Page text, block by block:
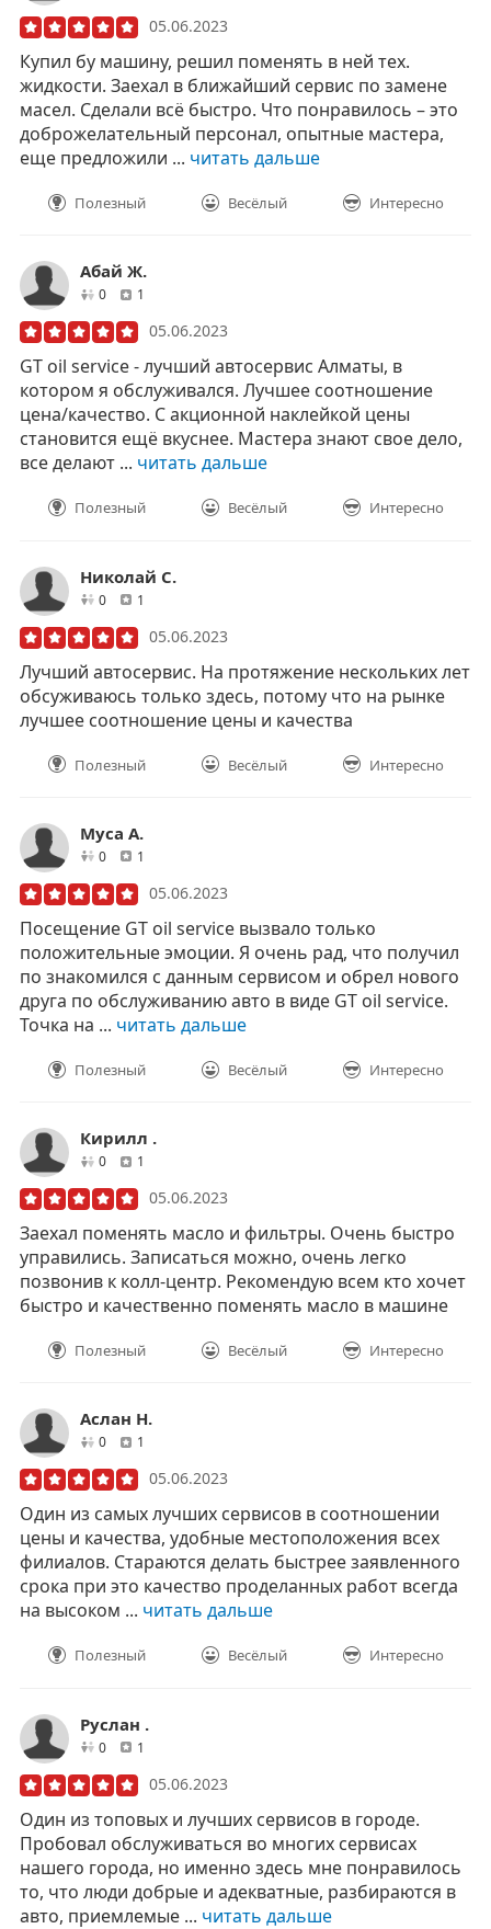
05.06.2023
Купил бу машину, решил поменять в ней тех.
жидкости. Заехал в ближайший сервис по замене
масел. Сделали всё быстро. Что понравилось – это
доброжелательный персонал, опытные мастера,
еще предложили ... читать дальше
Полезный Весёлый Интересно
Абай Ж.
0друзей1
05.06.2023
GT oil service - лучший автосервис Алматы, в
котором я обслуживался. Лучшее соотношение
цена/качество. С акционной наклейкой цены
становится ещё вкуснее. Мастера знают свое дело,
все делают ... читать дальше
Полезный Весёлый Интересно
Николай С.
0друзей1
05.06.2023
Лучший автосервис. На протяжение нескольких лет
обсуживаюсь только здесь, потому что на рынке
лучшее соотношение цены и качества
Полезный Весёлый Интересно
Муса А.
0друзей1
05.06.2023
Посещение GT oil service вызвало только
положительные эмоции. Я очень рад, что получил
по знакомился с данным сервисом и обрел нового
друга по обслуживанию авто в виде GT oil service.
Точка на ... читать дальше
Полезный Весёлый Интересно
​Кирилл ​.
0друзей1
05.06.2023
Заехал поменять масло и фильтры. Очень быстро
управились. Записаться можно, очень легко
позвонив к колл-центр. Рекомендую всем кто хочет
быстро и качественно поменять масло в машине
Полезный Весёлый Интересно
Аслан Н.
0друзей1
05.06.2023
Один из самых лучших сервисов в соотношении
цены и качества, удобные местоположения всех
филиалов. Стараются делать быстрее заявленного
срока при это качество проделанных работ всегда
на высоком ... читать дальше
Полезный Весёлый Интересно
​Руслан ​.
0друзей1
05.06.2023
Один из топовых и лучших сервисов в городе.
Пробовал обслуживаться во многих сервисах
нашего города, но именно здесь мне понравилось
то, что люди добрые и адекватные, разбираются в
авто, приемлемые ... читать дальше